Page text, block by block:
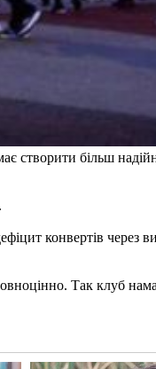
створити більш
конвертів через
Так клуб